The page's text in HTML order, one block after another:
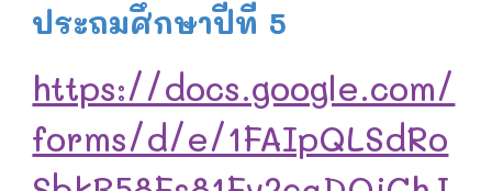
ประถมศึกษาปีที่ 5
https://docs.google.com/
forms/d/e/1FAIpQLSdRo